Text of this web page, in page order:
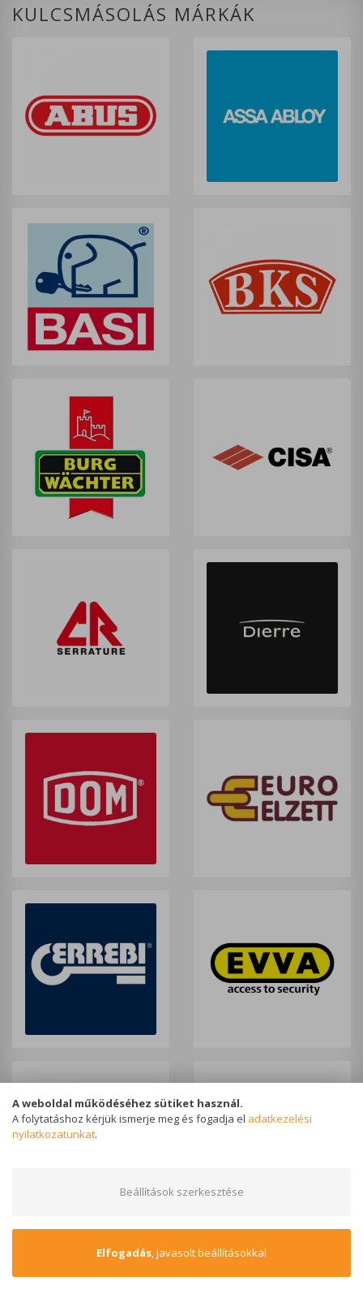
KULCSMÁSOLÁS MÁRKÁK
A weboldal működéséhez sütiket használ.
A folytatáshoz kérjük ismerje meg és fogadja el adatkezelési
nyilatkozatunkat.
Beállítások szerkesztése
Elfogadás, javasolt beállításokkal